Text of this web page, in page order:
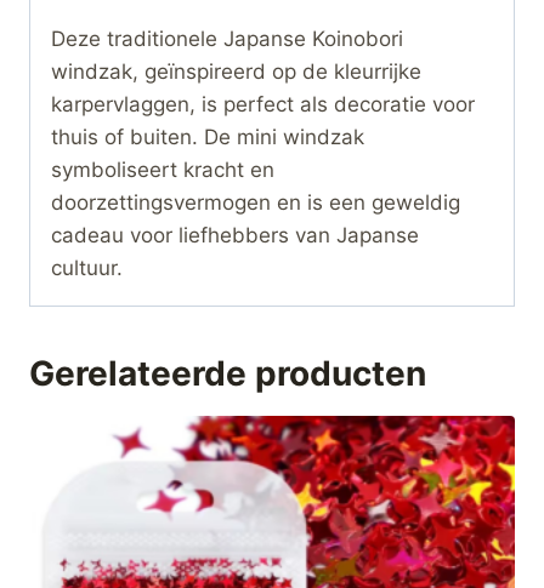
Deze traditionele Japanse Koinobori
windzak, geïnspireerd op de kleurrijke
karpervlaggen, is perfect als decoratie voor
thuis of buiten. De mini windzak
symboliseert kracht en
doorzettingsvermogen en is een geweldig
cadeau voor liefhebbers van Japanse
cultuur.
Gerelateerde producten